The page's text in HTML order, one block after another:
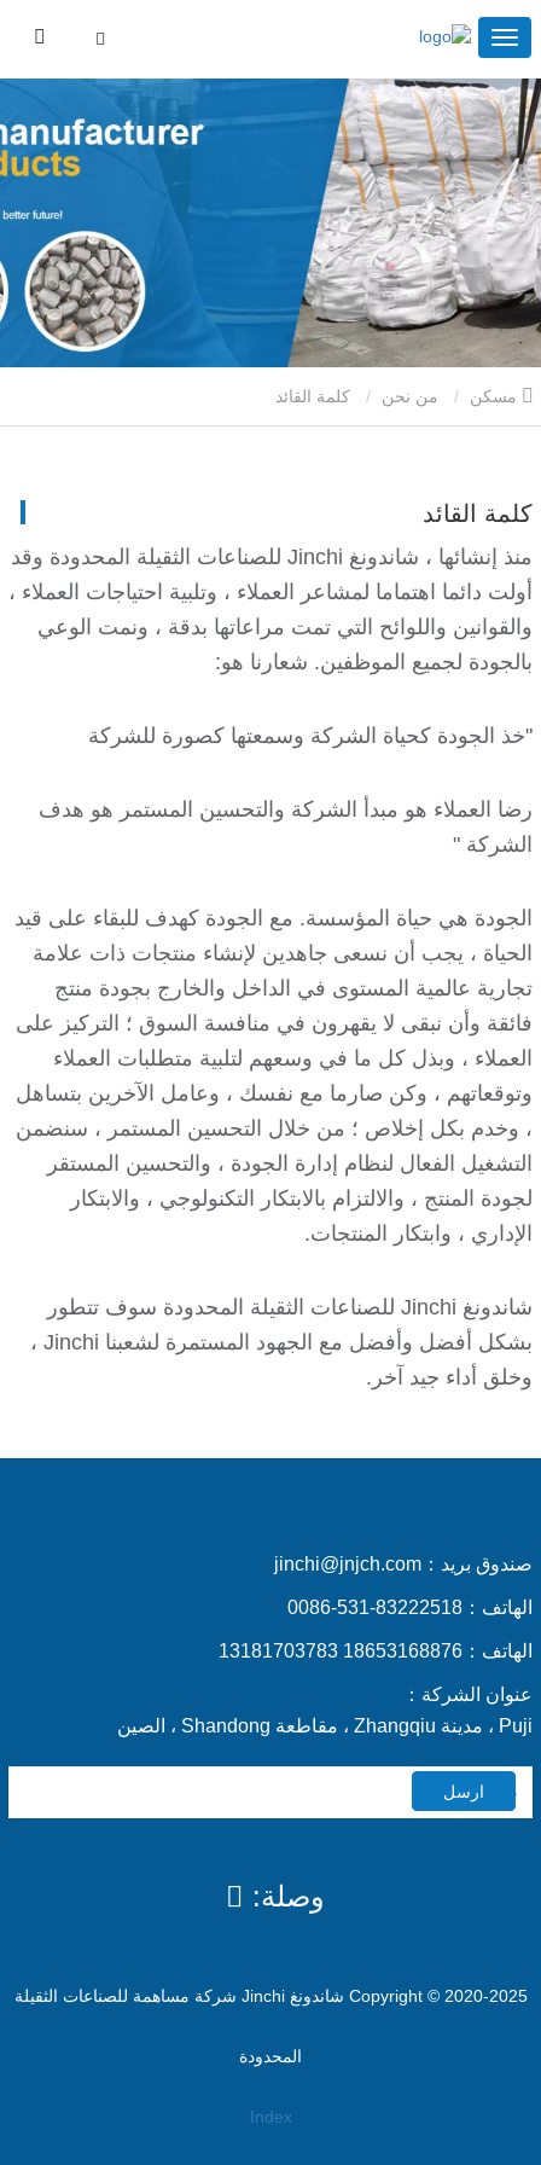
من نحن
كلمة القائد
منذ إنشائها ، شاندونغ Jinchi للصناعات الثقيلة المحدودة وقد
أولت دائما اهتماما لمشاعر العملاء ، وتلبية احتياجات العملاء ،
والقوانين واللوائح التي تمت مراعاتها بدقة ، ونمت الوعي
بالجودة لجميع الموظفين. شعارنا هو:
"خذ الجودة كحياة الشركة وسمعتها كصورة للشركة
رضا العملاء هو مبدأ الشركة والتحسين المستمر هو هدف
الشركة "
الجودة هي حياة المؤسسة. مع الجودة كهدف للبقاء على قيد
الحياة ، يجب أن نسعى جاهدين لإنشاء منتجات ذات علامة
تجارية عالمية المستوى في الداخل والخارج بجودة منتج
فائقة وأن نبقى لا يقهرون في منافسة السوق ؛ التركيز على
العملاء ، وبذل كل ما في وسعهم لتلبية متطلبات العملاء
وتوقعاتهم ، وكن صارما مع نفسك ، وعامل الآخرين بتساهل
، وخدم بكل إخلاص ؛ من خلال التحسين المستمر ، سنضمن
التشغيل الفعال لنظام إدارة الجودة ، والتحسين المستقر
لجودة المنتج ، والالتزام بالابتكار التكنولوجي ، والابتكار
الإداري ، وابتكار المنتجات.
شاندونغ Jinchi للصناعات الثقيلة المحدودة سوف تتطور
بشكل أفضل وأفضل مع الجهود المستمرة لشعبنا Jinchi ،
وخلق أداء جيد آخر.
صندوق بريد： jinchi@jnjch.com
الهاتف： 0086-531-83222518
الهاتف： 18653168876 13181703783
عنوان الشركة：
Puji ، مدينة Zhangqiu ، مقاطعة Shandong ، الصين
ارسل
وصلة:
Copyright © 2020-2025 شاندونغ Jinchi شركة مساهمة للصناعات الثقيلة
المحدودة
Index